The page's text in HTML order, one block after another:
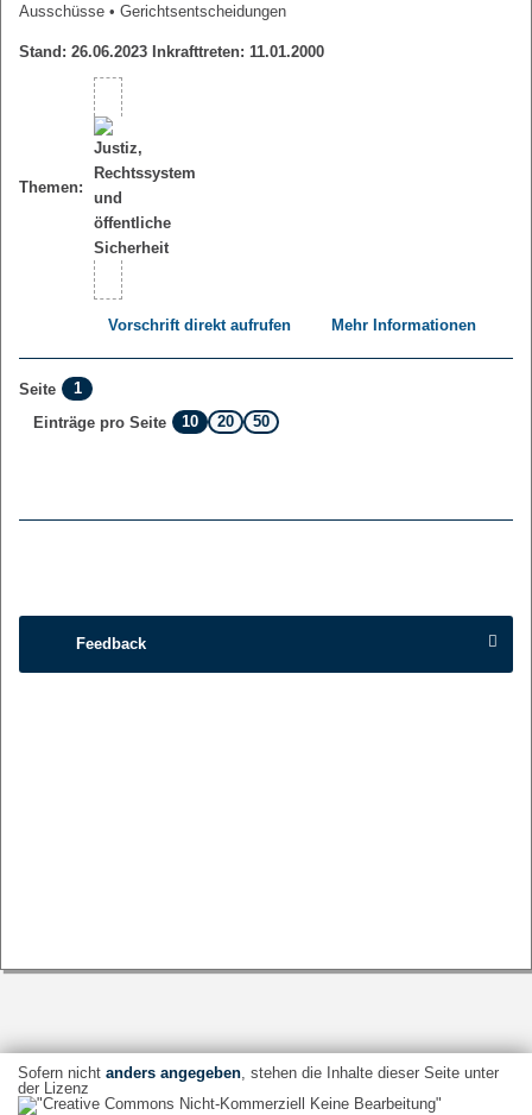
Ausschüsse • Gerichtsentscheidungen
Stand: 26.06.2023 Inkrafttreten: 11.01.2000
Themen:
Vorschrift direkt aufrufen Mehr Informationen
Seite
1
Einträge pro Seite
10 20 50
Feedback
Sofern nicht anders angegeben, stehen die Inhalte dieser Seite unter
der Lizenz